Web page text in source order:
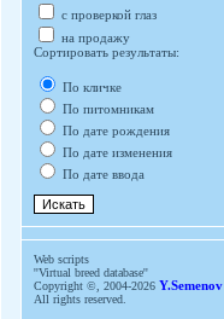
с проверкой глаз
на продажу
Сортировать результаты:
По кличке
По питомникам
По дате рождения
По дате изменения
По дате ввода
Web scripts
''Virtual breed database''
Copyright ©, 2004-2026 Y.Semenov
All rights reserved.